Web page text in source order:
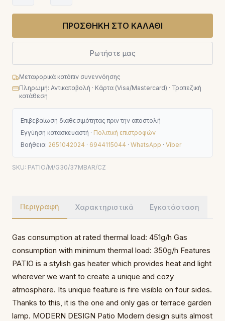
ΠΡΟΣΘΗΚΗ ΣΤΟ ΚΑΛΑΘΙ
Ρωτήστε μας
Μεταφορικά κατόπιν συνεννόησης
Πληρωμή: Αντικαταβολή · Κάρτα (Visa/Mastercard) · Τραπεζική
κατάθεση
Επιβεβαίωση διαθεσιμότητας πριν την αποστολή
Εγγύηση κατασκευαστή · Πολιτική επιστροφών
Βοήθεια: 2651042024 · 6944115044 · WhatsApp · Viber
SKU: PATIO/M/G30/37MBAR/CZ
Περιγραφή Χαρακτηριστικά Εγκατάσταση
Gas consumption at rated thermal load: 451g/h Gas
consumption with minimum thermal load: 350g/h Features
PATIO is a stylish gas heater which provides heat and light
wherever we want to create a unique and cozy
atmosphere. Its unique feature is fire visible on four sides.
Thanks to this, it is the one and only gas or terrace garden
lamp. MODERN DESIGN Patio Modern design suits almost